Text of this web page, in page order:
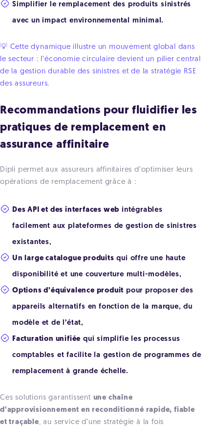
Simplifier le remplacement des produits sinistrés
avec un impact environnemental minimal.
💡 Cette dynamique illustre un mouvement global dans
le secteur : l’économie circulaire devient un pilier central
de la gestion durable des sinistres et de la stratégie RSE
des assureurs.
Recommandations pour fluidifier les
pratiques de remplacement en
assurance affinitaire
Dipli permet aux assureurs affinitaires d’optimiser leurs
opérations de remplacement grâce à :
Des API et des interfaces web intégrables
facilement aux plateformes de gestion de sinistres
existantes,
Un large catalogue produits qui offre une haute
disponibilité et une couverture multi-modèles,
Options d’équivalence produit pour proposer des
appareils alternatifs en fonction de la marque, du
modèle et de l’état,
Facturation unifiée qui simplifie les processus
comptables et facilite la gestion de programmes de
remplacement à grande échelle.
Ces solutions garantissent une chaîne
d’approvisionnement en reconditionné rapide, fiable
et traçable, au service d’une stratégie à la fois